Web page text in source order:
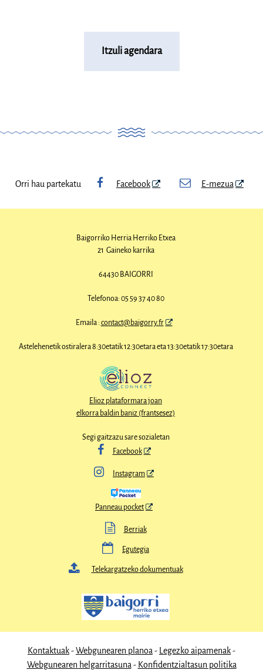
Itzuli agendara
Orri hau partekatu Facebook E-mezua
Baigorriko Herria Herriko Etxea
21 Gaineko karrika
64430 BAIGORRI
Telefonoa: 05 59 37 40 80
Emaila : contact@baigorry.fr
Astelehenetik ostiralera 8:30etatik 12:30etara eta 13:30etatik 17:30etara
Elioz plataformara joan
elkorra baldin baniz (frantsesez)
Segi gaitzazu sare sozialetan
 Facebook
 Instagram
Panneau pocket
 Berriak
 Egutegia
 Telekargatzeko dokumentuak
Kontaktuak Webgunearen planoa
Legezko aipamenak
Webgunearen helgarritasuna
Konfidentzialtasun politika